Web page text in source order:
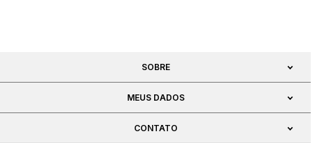
SOBRE
MEUS DADOS
CONTATO